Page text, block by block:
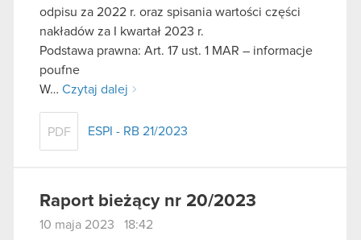
odpisu za 2022 r. oraz spisania wartości części
nakładów za I kwartał 2023 r.
Podstawa prawna: Art. 17 ust. 1 MAR – informacje
poufne
W… Czytaj dalej
PDF ESPI - RB 21/2023
Raport bieżący nr 20/2023
10 maja 2023 18:42